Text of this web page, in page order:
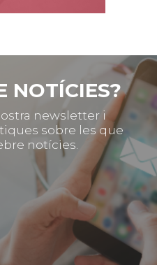
NOTÍCIES?
newsletter i
sobre les que
notícies.